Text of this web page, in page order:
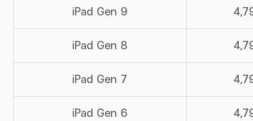
iPad Gen 9
iPad Gen 8
iPad Gen 7
iPad Gen 6